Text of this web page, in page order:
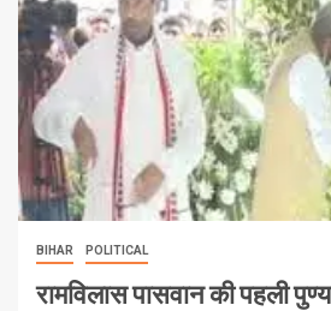
BIHAR POLITICAL
रामविलास पासवान की पहली